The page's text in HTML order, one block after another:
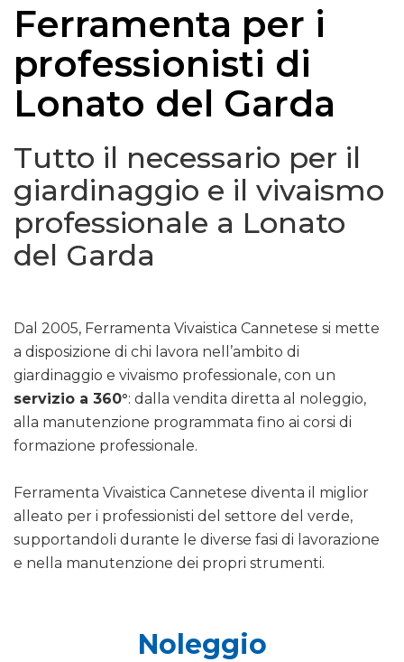
Ferramenta per i
professionisti di
Lonato del Garda
Tutto il necessario per il
giardinaggio e il vivaismo
professionale a Lonato
del Garda
Dal 2005, Ferramenta Vivaistica Cannetese si mette
a disposizione di chi lavora nell’ambito di
giardinaggio e vivaismo professionale, con un
servizio a 360°: dalla vendita diretta al noleggio,
alla manutenzione programmata fino ai corsi di
formazione professionale.
Ferramenta Vivaistica Cannetese diventa il miglior
alleato per i professionisti del settore del verde,
supportandoli durante le diverse fasi di lavorazione
e nella manutenzione dei propri strumenti.
Noleggio